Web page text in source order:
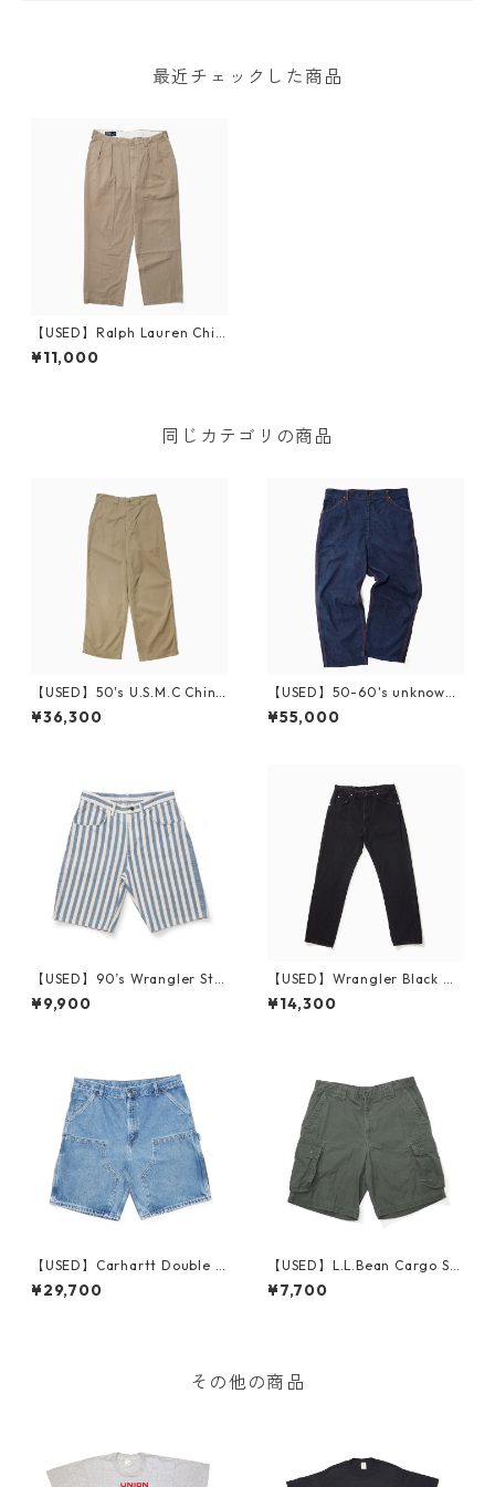
最近チェックした商品
【USED】Ralph Lauren Chin
o Pants Andrew W35 L32
¥11,000
同じカテゴリの商品
【USED】50's U.S.M.C Chino
s W29 L28
¥36,300
【USED】50-60's unknown
Denim Painter Pants 実寸 W
36 L27
¥55,000
【USED】90’s Wrangler Stri
pe Short Pants W29 Made i
n USA
¥9,900
【USED】Wrangler Black De
nim Pants 96501CB 実寸 W3
3 L31 Made in USA
¥14,300
【USED】Carhartt Double K
nee Denim Shorts 実寸W35
Made in USA
¥29,700
【USED】L.L.Bean Cargo Sh
ort Pants W34
¥7,700
その他の商品